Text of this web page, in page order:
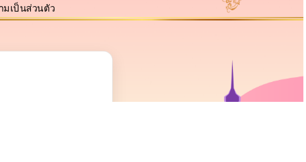
มเป็นส่วนตัว